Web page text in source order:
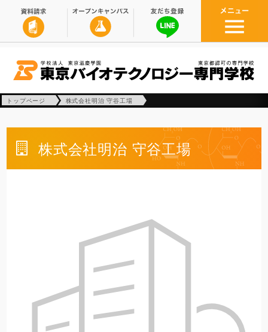
トップページ 株式会社明治 守谷工場
株式会社明治 守谷工場